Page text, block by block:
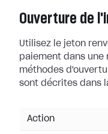
Ouverture de
Utilisez le jeton
paiement dans une
méthodes
sont décrites dans
Action